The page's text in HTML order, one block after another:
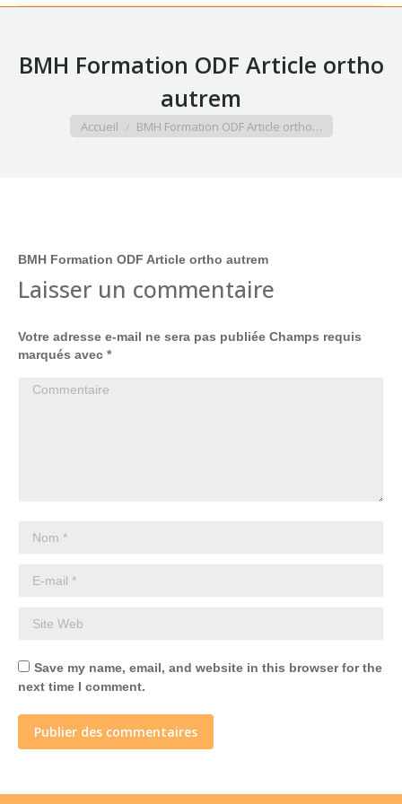
BMH Formation ODF Article ortho
autrem
Vous êtes ici :
Accueil BMH Formation ODF Article ortho…
BMH Formation ODF Article ortho autrem
Laisser un commentaire
Votre adresse e-mail ne sera pas publiée Champs requis
marqués avec *
Commentaire
Save my name, email, and website in this browser for the
next time I comment.
Publier des commentaires